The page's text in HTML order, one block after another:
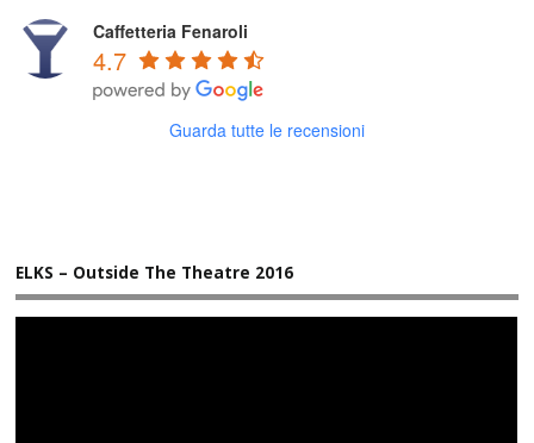
Caffetteria Fenaroli
4.7
Guarda tutte le recensioni
ELKS – Outside The Theatre 2016